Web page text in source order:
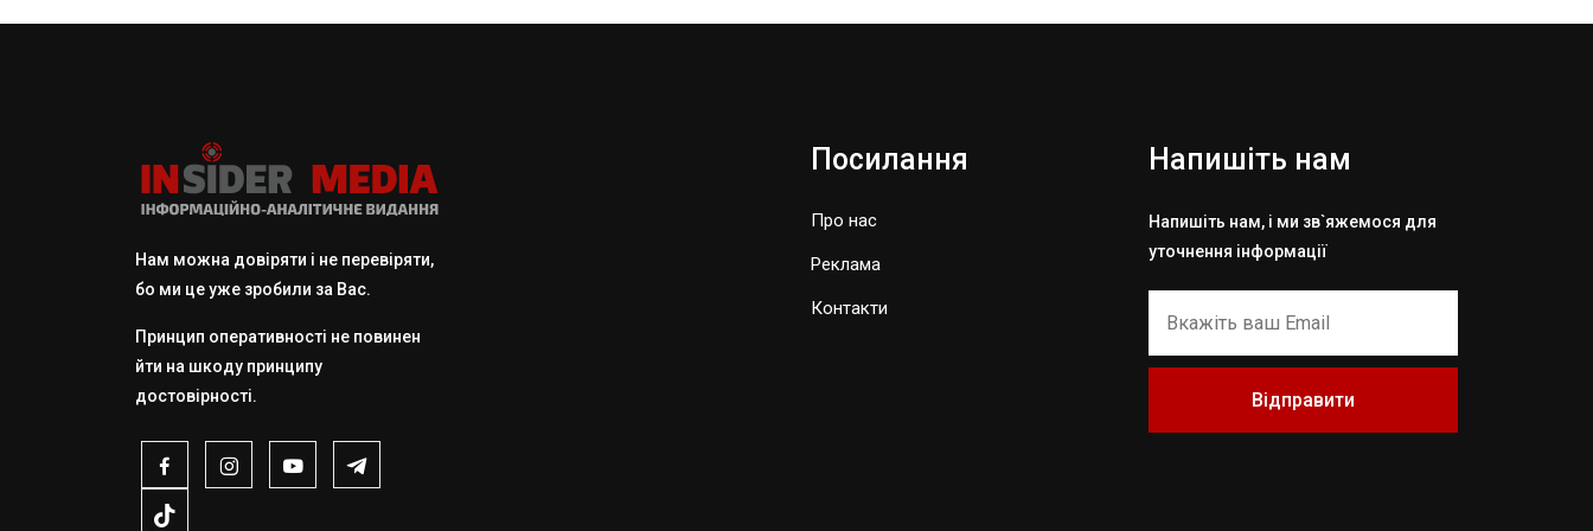
Нам можна довіряти і не перевіряти,
бо ми це уже зробили за Вас.
Принцип оперативності не повинен
йти на шкоду принципу
достовірності.
Посилання
Про нас
Реклама
Контакти
Напишіть нам
Напишіть нам, і ми зв`яжемося для
уточнення інформації
Відправити